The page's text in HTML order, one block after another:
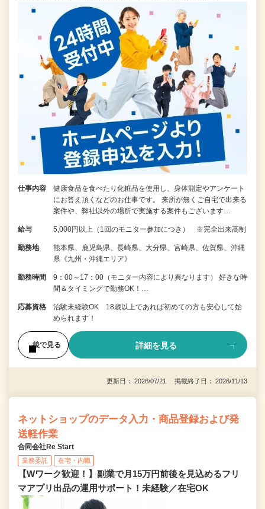
仕事内容
健康食品を食べたり化粧品を使用し、身体測定やアンケート
にお答え頂くなどのお仕事です。 来所が無くご自宅で出来る
案件や、弊社以外の場所で実施する案件もございます…
給与 5,000円以上（1回のモニター参加につき） ※完全出来高制
勤務地
熊本県、鹿児島県、長崎県、大分県、宮崎県、佐賀県、沖縄
県《九州・沖縄エリア》
勤務時間
9：00～17：00（モニター内容により異なります） 好きな時
間＆タイミングで勤務OK！…
応募資格
治験未経験OK 18歳以上であれば初めての方も安心して始
められます！
後で見る 詳細を見る
更新日： 2026/07/21 掲載終了日： 2026/11/13
ネットショップのデータ入力・商品登録および発
送軽作業
合同会社Re Start
業務委託 在宅・内職
【Wワーク歓迎！】副業で月15万円前後を見込めるフリ
マアプリ出品の運用サポート！未経験／在宅OK